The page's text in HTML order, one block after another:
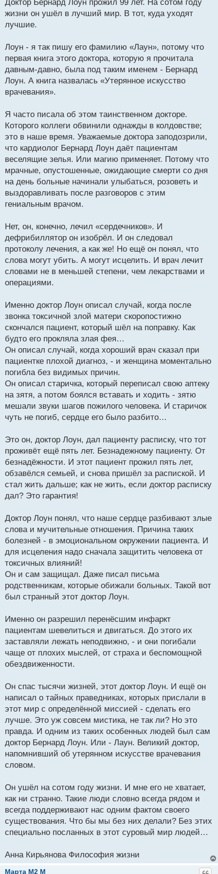
щ
е
е
Доктор Бернард Лоун прожил 99 лет. На сотом году
жизни он ушёл в лучший мир. В тот, куда уходят
лучшие.
Лоун - я так пишу его фамилию «Лаун», потому что
первая книга этого доктора, которую я прочитала
давным-давно, была под таким именем - Бернард
Лоун. А книга назвалась «Утерянное искусство
врачевания».
Я часто писала об этом таинственном докторе.
Которого коллеги обвинили однажды в колдовстве;
это в наше время. Уважаемые доктора заподозрили,
что кардиолог Бернард Лоун даёт пациентам
веселящие зелья. Или магию применяет. Потому что
мрачные, опустошенные, ожидающие смерти со дня
на день больные начинали улыбаться, розоветь и
выздоравливать после разговоров с этим
гениальным врачом.
Нет, он, конечно, лечил «сердечников». И
дефрибиллятор он изобрёл. И он следовал
протоколу лечения, а как же! Но ещё он понял, что
слова могут убить. А могут исцелить. И врач лечит
словами не в меньшей степени, чем лекарствами и
операциями.
Именно доктор Лоун описал случай, когда после
звонка токсичной злой матери скоропостижно
скончался пациент, который шёл на поправку. Как
будто его прокляла злая фея…
Он описал случай, когда хороший врач сказал при
пациентке плохой диагноз, - и женщина моментально
погибла без видимых причин.
Он описал старичка, который переписал свою аптеку
на зятя, а потом боялся вставать и ходить - зятю
мешали звуки шагов пожилого человека. И старичок
чуть не погиб, сердце его было разбито…
Это он, доктор Лоун, дал пациенту расписку, что тот
проживёт ещё пять лет. Безнадежному пациенту. От
безнадёжности. И этот пациент прожил пять лет,
обзавёлся семьей, и снова пришёл за распиской. И
стал жить дальше; как не жить, если доктор расписку
дал? Это гарантия!
Доктор Лоун понял, что наше сердце разбивают злые
слова и мучительные отношения. Причина таких
болезней - в эмоциональном окружении пациента. И
для исцеления надо сначала защитить человека от
токсичных влияний!
Он и сам защищал. Даже писал письма
родственникам, которые обижали больных. Такой вот
был странный этот доктор Лоун.
Именно он разрешил перенёсшим инфаркт
пациентам шевелиться и двигаться. До этого их
заставляли лежать неподвижно, - и они погибали
чаще от плохих мыслей, от страха и беспомощной
обездвиженности.
Он спас тысячи жизней, этот доктор Лоун. И ещё он
написал о тайных праведниках, которых прислали в
этот мир с определённой миссией - сделать его
лучше. Это уж совсем мистика, не так ли? Но это
правда. И одним из таких особенных людей был сам
доктор Бернард Лоун. Или - Лаун. Великий доктор,
напомнивший об утерянном искусстве врачевания
словом.
Он ушёл на сотом году жизни. И мне его не хватает,
как ни странно. Такие люди словно всегда рядом и
всегда поддерживают нас одним фактом своего
существования. Что бы мы без них делали? Без этих
специально посланных в этот суровый мир людей…
Анна Кирьянова Философия жизни
Марта M2 M